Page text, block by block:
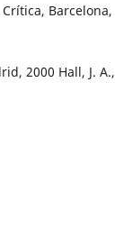
Barcelona,
2000 Hall, J. A.,